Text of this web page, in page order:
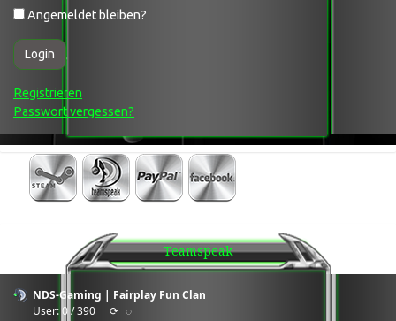
Angemeldet bleiben?
Login
Registrieren
Passwort vergessen?
Teamspeak
NDS-Gaming | Fairplay Fun Clan
User: 0 / 390
⟳ ◌